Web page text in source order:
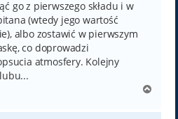
go z pierwszego składu i w
(wtedy jego wartość
albo zostawić w pierwszym
co doprowadzi
atmosfery. Kolejny
g